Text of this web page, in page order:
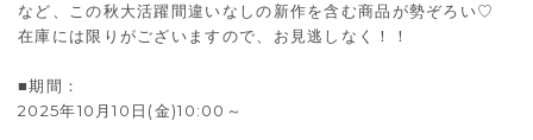
など、この秋大活躍間違いなしの新作を含む商品が勢ぞろい♡
在庫には限りがございますので、お見逃しなく！！
■期間：
2025年10月10日(金)10:00～